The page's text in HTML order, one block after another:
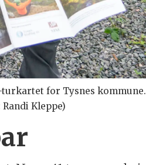
turkartet for Tysnes kommune.
Kleppe)